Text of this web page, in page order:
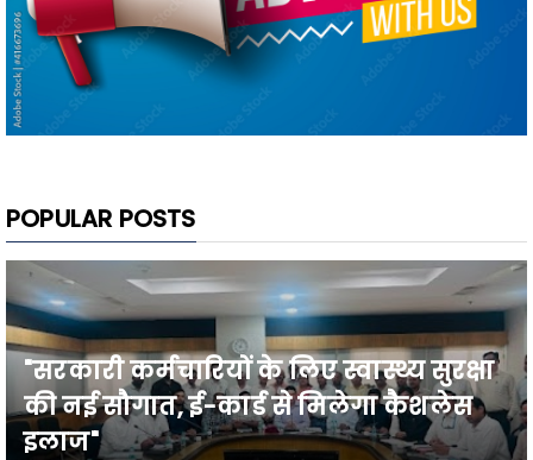
POPULAR POSTS
"सरकारी कर्मचारियों के लिए स्वास्थ्य सुरक्षा
की नई सौगात, ई-कार्ड से मिलेगा कैशलेस
इलाज"